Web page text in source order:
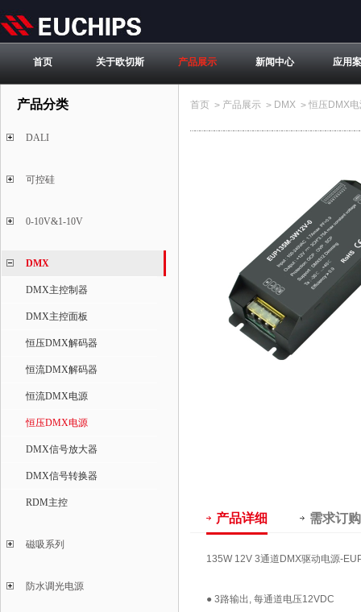
首页 关于欧切斯 产品展示 新闻中心 应用
产品分类
DALI
可控硅
0-10V&1-10V
DMX
DMX主控制器
DMX主控面板
恒压DMX解码器
恒流DMX解码器
恒流DMX电源
恒压DMX电源
DMX信号放大器
DMX信号转换器
RDM主控
磁吸系列
防水调光电源
首页 > 产品展示 > DMX > 恒压DMX
产品详细 需求订购
135W 12V 3通道DMX驱动电源-
● 3路输出, 每通道电压12VDC